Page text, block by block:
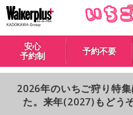
安心
予約制
予約不要
2026年のいちご狩り特
た。来年(2027)もどう